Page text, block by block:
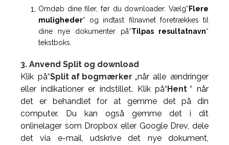
Omdøb dine filer, før du downloader. Vælg“ Flere
muligheder“ og indtast filnavnet foretrækkes til
dine nye dokumenter på“Tilpas resultatnavn“
tekstboks.
3. Anvend Split og download
Klik på“Split af bogmærker „når alle ændringer
eller indikationer er indstillet. Klik på“ Hent “ når
det er behandlet for at gemme det på din
computer. Du kan også gemme det i dit
onlinelager som Dropbox eller Google Drev, dele
det via e-mail, udskrive det nye dokument,